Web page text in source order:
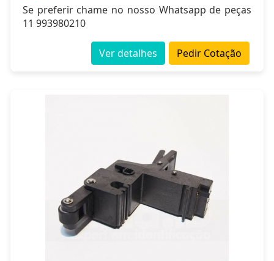
Se preferir chame no nosso Whatsapp de peças
11 993980210
Pedir Cotação
Ver detalhes